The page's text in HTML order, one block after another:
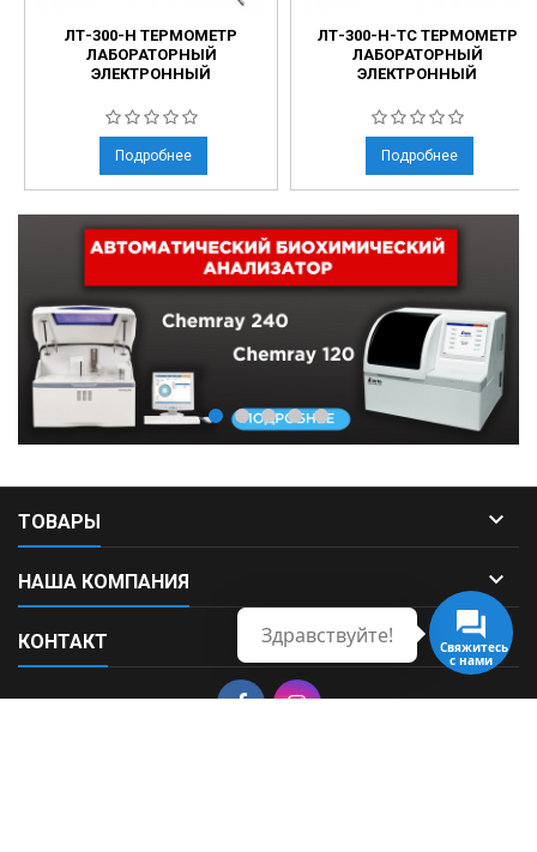
ЛТ-300-Н ТЕРМОМЕТР
ЛАБОРАТОРНЫЙ
ЭЛЕКТРОННЫЙ
Подробнее
ЛТ-300-Н-ТС ТЕРМОМЕТР
ЛАБОРАТОРНЫЙ
ЭЛЕКТРОННЫЙ
Подробнее
ТОВАРЫ 
НАША КОМПАНИЯ 
КОНТАКТ 
Свяжитесь
с нами
Здравствуйте!